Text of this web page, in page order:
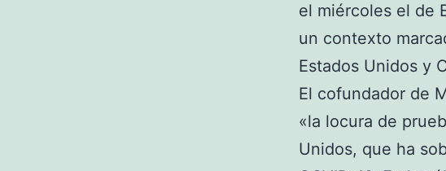
el miércoles el de
un contexto
Estados Unidos y
El cofundador de
«la locura de
Unidos, que ha